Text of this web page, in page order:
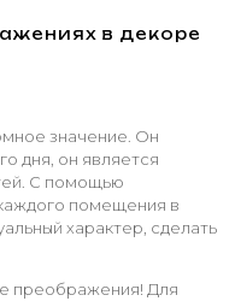
в декоре
значение. Он
дня, он является
С помощью
помещения в
характер, сделать
преображения! Для